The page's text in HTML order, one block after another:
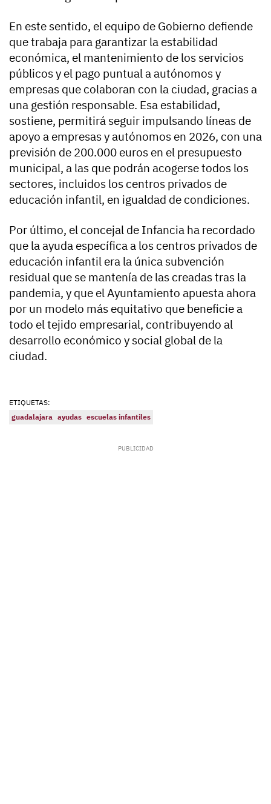
En este sentido, el equipo de Gobierno defiende
que trabaja para garantizar la estabilidad
económica, el mantenimiento de los servicios
públicos y el pago puntual a autónomos y
empresas que colaboran con la ciudad, gracias a
una gestión responsable. Esa estabilidad,
sostiene, permitirá seguir impulsando líneas de
apoyo a empresas y autónomos en 2026, con una
previsión de 200.000 euros en el presupuesto
municipal, a las que podrán acogerse todos los
sectores, incluidos los centros privados de
educación infantil, en igualdad de condiciones.
Por último, el concejal de Infancia ha recordado
que la ayuda específica a los centros privados de
educación infantil era la única subvención
residual que se mantenía de las creadas tras la
pandemia, y que el Ayuntamiento apuesta ahora
por un modelo más equitativo que beneficie a
todo el tejido empresarial, contribuyendo al
desarrollo económico y social global de la
ciudad.
ETIQUETAS:
guadalajara ayudas escuelas infantiles